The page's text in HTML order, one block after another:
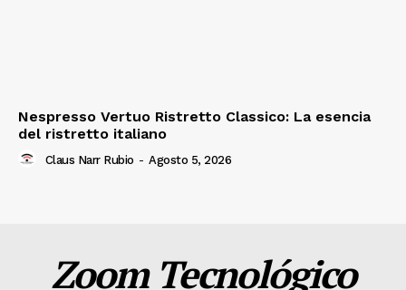
Nespresso Vertuo Ristretto Classico: La esencia
del ristretto italiano
Claus Narr Rubio - Agosto 5, 2026
Zoom Tecnológico